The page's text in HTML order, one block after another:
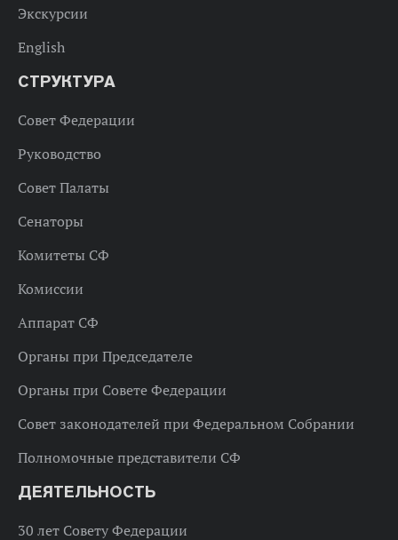
Экскурсии
English
СТРУКТУРА
Совет Федерации
Руководство
Совет Палаты
Сенаторы
Комитеты СФ
Комиссии
Аппарат СФ
Органы при Председателе
Органы при Совете Федерации
Совет законодателей при Федеральном Собрании
Полномочные представители СФ
ДЕЯТЕЛЬНОСТЬ
30 лет Совету Федерации